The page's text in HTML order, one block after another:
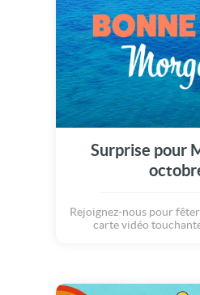
Surprise pour
Rejoignez-nous pour
carte vidéo